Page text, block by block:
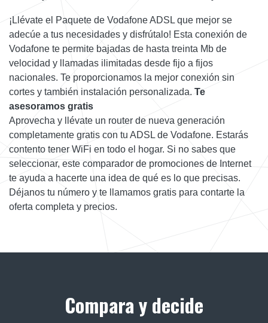
¡Llévate el Paquete de Vodafone ADSL que mejor se
adecúe a tus necesidades y disfrútalo! Esta conexión de
Vodafone te permite bajadas de hasta treinta Mb de
velocidad y llamadas ilimitadas desde fijo a fijos
nacionales. Te proporcionamos la mejor conexión sin
cortes y también instalación personalizada. Te
asesoramos gratis
Aprovecha y llévate un router de nueva generación
completamente gratis con tu ADSL de Vodafone. Estarás
contento tener WiFi en todo el hogar. Si no sabes que
seleccionar, este comparador de promociones de Internet
te ayuda a hacerte una idea de qué es lo que precisas.
Déjanos tu número y te llamamos gratis para contarte la
oferta completa y precios.
Compara y decide